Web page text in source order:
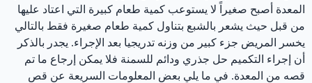
المعدة أصبح صغيراً لا يستوعب كمية طعام كبيرة التي اعتاد عليها
من قبل حيث يشعر بالشبع بتناول كمية طعام صغيرة فقط بالتالي
يخسر المريض جزء كبير من وزنه تدريجيا بعد الإجراء. يجدر بالذكر
أن إجراء التكميم حل جذري ودائم للسمنة فلا يمكن إرجاع ما تم
قصه من المعدة. في ما يلي بعض المعلومات السريعة عن قص